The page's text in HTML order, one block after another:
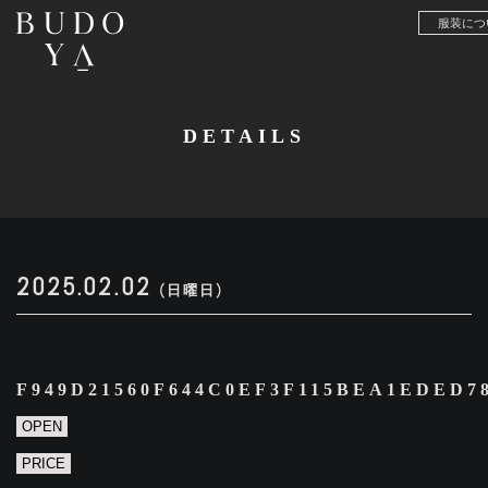
服装に
DETAILS
2025.02.02 (日曜日)
OPEN
PRICE